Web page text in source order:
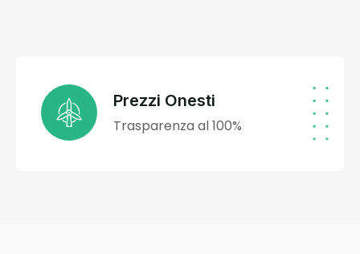
Prezzi Onesti
Trasparenza al 100%